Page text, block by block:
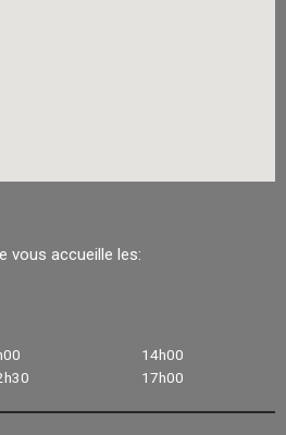
vous accueille les:
14h00
17h00